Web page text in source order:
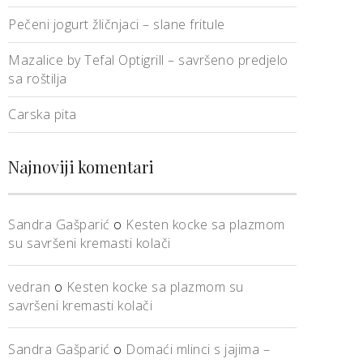
Pečeni jogurt žličnjaci – slane fritule
Mazalice by Tefal Optigrill – savršeno predjelo
sa roštilja
Carska pita
Najnoviji komentari
Sandra Gašparić o Kesten kocke sa plazmom
su savršeni kremasti kolači
vedran o Kesten kocke sa plazmom su
savršeni kremasti kolači
Sandra Gašparić o Domaći mlinci s jajima –